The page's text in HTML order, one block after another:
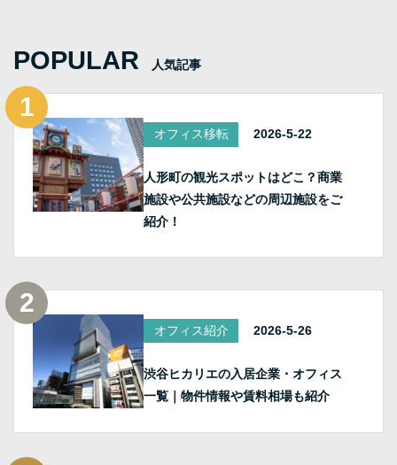
POPULAR 人気記事
オフィス移転 2026-5-22
人形町の観光スポットはどこ？商業
施設や公共施設などの周辺施設をご
紹介！
オフィス紹介 2026-5-26
渋谷ヒカリエの入居企業・オフィス
一覧｜物件情報や賃料相場も紹介